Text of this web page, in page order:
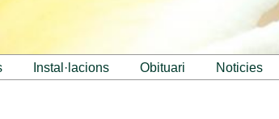
instal·lacions obituari noticies